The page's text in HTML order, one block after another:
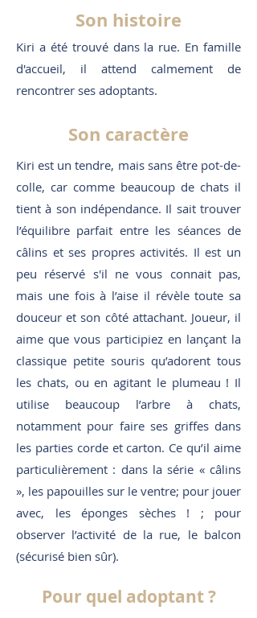
Son histoire
Kiri a été trouvé dans la rue. En famille
d'accueil, il attend calmement de
rencontrer ses adoptants.
Son caractère
Kiri est un tendre, mais sans être pot-de-
colle, car comme beaucoup de chats il
tient à son indépendance. Il sait trouver
l’équilibre parfait entre les séances de
câlins et ses propres activités. Il est un
peu réservé s'il ne vous connait pas,
mais une fois à l’aise il révèle toute sa
douceur et son côté attachant. Joueur, il
aime que vous participiez en lançant la
classique petite souris qu’adorent tous
les chats, ou en agitant le plumeau ! Il
utilise beaucoup l’arbre à chats,
notamment pour faire ses griffes dans
les parties corde et carton. Ce qu’il aime
particulièrement : dans la série « câlins
», les papouilles sur le ventre; pour jouer
avec, les éponges sèches ! ; pour
observer l’activité de la rue, le balcon
(sécurisé bien sûr).
Pour quel adoptant ?